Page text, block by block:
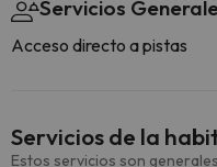
Servicios
Acceso directo a pistas
Servicios de la
Estos servicios son